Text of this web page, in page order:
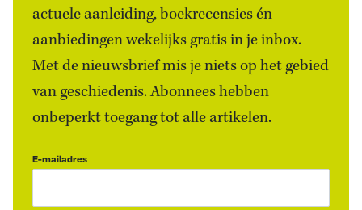
actuele aanleiding, boekrecensies én
aanbiedingen wekelijks gratis in je inbox.
Met de nieuwsbrief mis je niets op het gebied
van geschiedenis. Abonnees hebben
onbeperkt toegang tot alle artikelen.
E-mailadres